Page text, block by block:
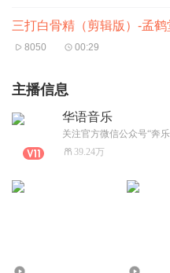
悟空：哈哈哈~让俺想起了
啦！
悟空：呵！这西天不去也罢
鹤堂：那就被这白骨精得逞
悟空：啊这... 俺不服！那你
鹤堂：我不服气！
悟空：俺老孙的金箍棒能降
三打白骨精（剪辑版）-孟鹤
8050 00:29
主播信息
华语音乐
39.24万